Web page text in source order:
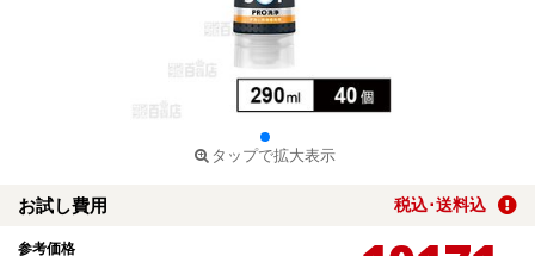
タップで拡大表示
お試し費用 税込･送料込
参考価格